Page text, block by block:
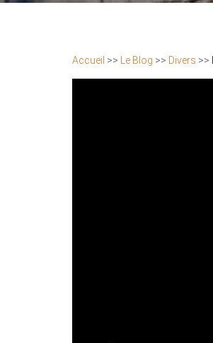
Accueil >> Le Blog >> Divers >>